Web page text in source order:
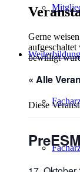
Weiterbildung
Gerne
aufgeschaltet
bewilligt
« Alle
Diese